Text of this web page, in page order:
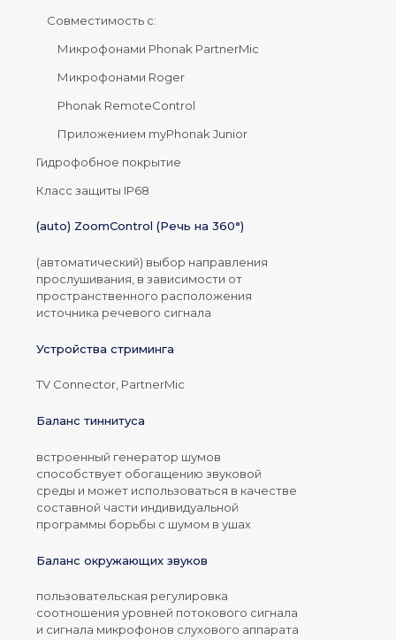
Совместимость с:
Микрофонами Phonak PartnerMic
Микрофонами Roger
Phonak RemoteControl
Приложением myPhonak Junior
Гидрофобное покрытие
Класс защиты IP68
(auto) ZoomControl (Речь на 360°)
(автоматический) выбор направления
прослушивания, в зависимости от
пространственного расположения
источника речевого сигнала
Устройства стриминга
TV Connector, PartnerMic
Баланс тиннитуса
встроенный генератор шумов
способствует обогащению звуковой
среды и может использоваться в качестве
составной части индивидуальной
программы борьбы с шумом в ушах
Баланс окружающих звуков
пользовательская регулировка
соотношения уровней потокового сигнала
и сигнала микрофонов слухового аппарата